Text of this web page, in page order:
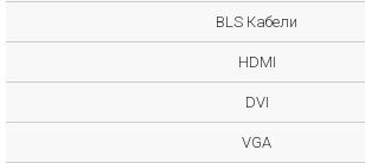
BLS Кабели
HDMI
DVI
VGA